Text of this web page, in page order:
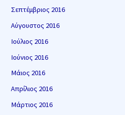
Σεπτέμβριος 2016
Αύγουστος 2016
Ιούλιος 2016
Ιούνιος 2016
Μάιος 2016
Απρίλιος 2016
Μάρτιος 2016